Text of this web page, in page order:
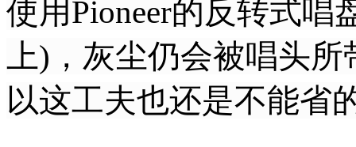
使用Pioneer的反转式唱
上)，灰尘仍会被唱头
以这工夫也还是不能省